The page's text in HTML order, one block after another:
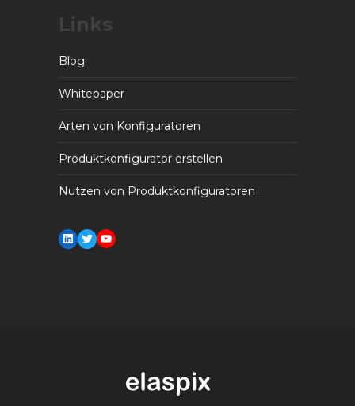
Links
Blog
Whitepaper
Arten von Konfiguratoren
Produktkonfigurator erstellen
Nutzen von Produktkonfiguratoren
LinkedIn
TwitterYouTube